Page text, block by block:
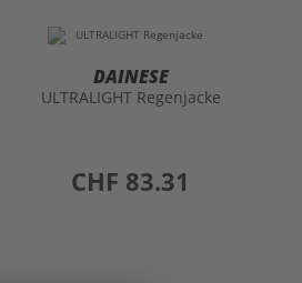
DAINESE
ULTRALIGHT Regenjacke
preis
CHF 83.31